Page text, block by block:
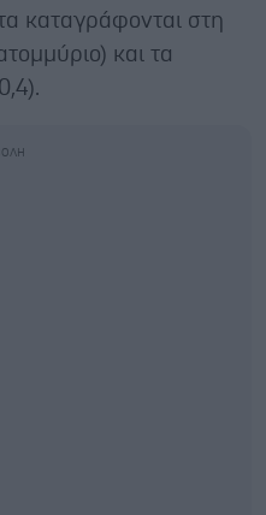
καταγράφονται στη
και τα